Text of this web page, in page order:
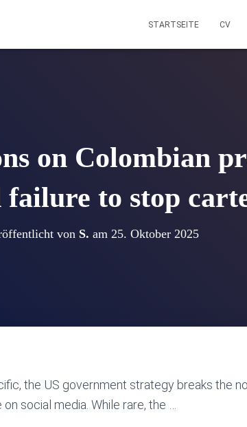
STARTSEITE CV
on Colombian
failure to stop
von S. am 25. Oktober 2025
the US government strategy breaks the
social media. While rare, the …